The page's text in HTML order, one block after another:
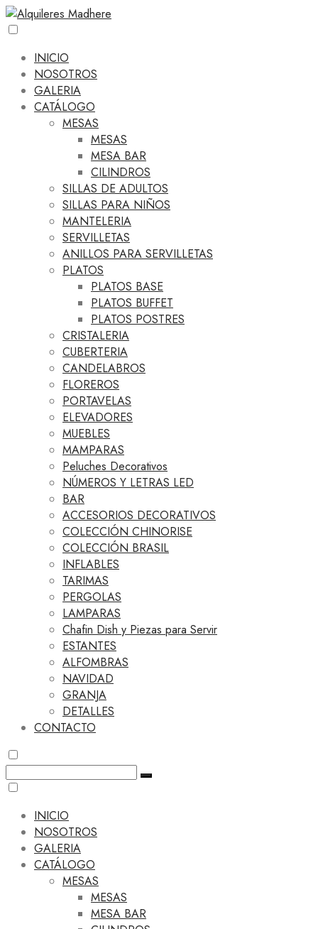
INICIO
NOSOTROS
GALERIA
CATÁLOGO
MESAS
MESAS
MESA BAR
CILINDROS
SILLAS DE ADULTOS
SILLAS PARA NIÑOS
MANTELERIA
SERVILLETAS
ANILLOS PARA SERVILLETAS
PLATOS
PLATOS BASE
PLATOS BUFFET
PLATOS POSTRES
CRISTALERIA
CUBERTERIA
CANDELABROS
FLOREROS
PORTAVELAS
ELEVADORES
MUEBLES
MAMPARAS
Peluches Decorativos
NÚMEROS Y LETRAS LED
BAR
ACCESORIOS DECORATIVOS
COLECCIÓN CHINORISE
COLECCIÓN BRASIL
INFLABLES
TARIMAS
PERGOLAS
LAMPARAS
Chafin Dish y Piezas para Servir
ESTANTES
ALFOMBRAS
NAVIDAD
GRANJA
DETALLES
CONTACTO
INICIO
NOSOTROS
GALERIA
CATÁLOGO
MESAS
MESAS
MESA BAR